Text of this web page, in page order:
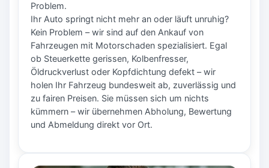
Problem.
Ihr Auto springt nicht mehr an oder läuft unruhig?
Kein Problem – wir sind auf den Ankauf von
Fahrzeugen mit Motorschaden spezialisiert. Egal
ob Steuerkette gerissen, Kolbenfresser,
Öldruckverlust oder Kopfdichtung defekt – wir
holen Ihr Fahrzeug bundesweit ab, zuverlässig und
zu fairen Preisen. Sie müssen sich um nichts
kümmern – wir übernehmen Abholung, Bewertung
und Abmeldung direkt vor Ort.